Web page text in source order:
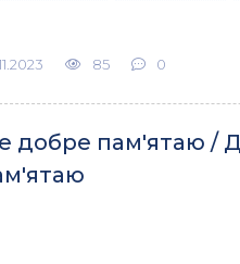
85 0
добре пам'ятаю /